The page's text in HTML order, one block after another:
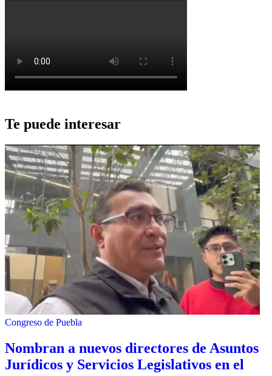
Te puede interesar
Congreso de Puebla
Nombran a nuevos directores de Asuntos
Jurídicos y Servicios Legislativos en el